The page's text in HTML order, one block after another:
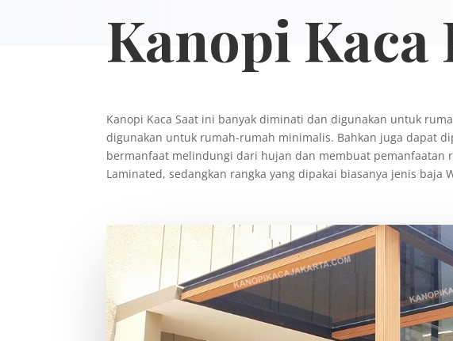
Kanopi Kaca
Kanopi Kaca Saat ini banyak diminati dan digunakan untuk
digunakan untuk rumah-rumah minimalis. Bahkan juga dapat
bermanfaat melindungi dari hujan dan membuat pemanfaatan
Laminated, sedangkan rangka yang dipakai biasanya jenis baja